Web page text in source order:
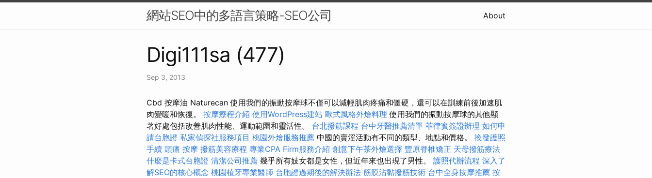
網站SEO中的多語言策略-SEO公司 About
Digi111sa (477)
Sep 3, 2013
Cbd 按摩油 Naturecan 使用我們的振動按摩球不僅可以減輕肌肉疼痛和僵硬，還可以在訓練前後加速肌
肉變暖和恢復。 按摩療程介紹 使用WordPress建站 歐式風格外燴料理使用我們的振動按摩球的其他顯
著好處包括改善肌肉性能、運動範圍和靈活性。 台北撥筋課程 台中牙醫推薦清單 菲律賓簽證辦理 如何申
請台胞證 私家偵探社服務項目 桃園外燴服務推薦 中國的賣淫活動有不同的類型、地點和價格。 換發護照
手續 頭痛 按摩 撥筋美容療程 專業CPA Firm服務介紹 創意下午茶外燴選擇 豐原脊椎矯正 天母撥筋療法
什麼是卡式台胞證 清潔公司推薦 幾乎所有妓女都是女性，但近年來也出現了男性。 護照代辦流程 深入了
解SEO的核心概念 桃園植牙專業醫師 台胞證過期後的解決辦法 筋膜沾黏撥筋技術 台中全身按摩推薦 按